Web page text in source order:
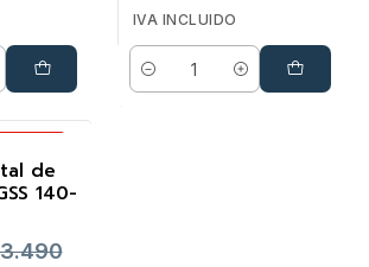
IVA INCLUIDO
Cantidad
de
140-